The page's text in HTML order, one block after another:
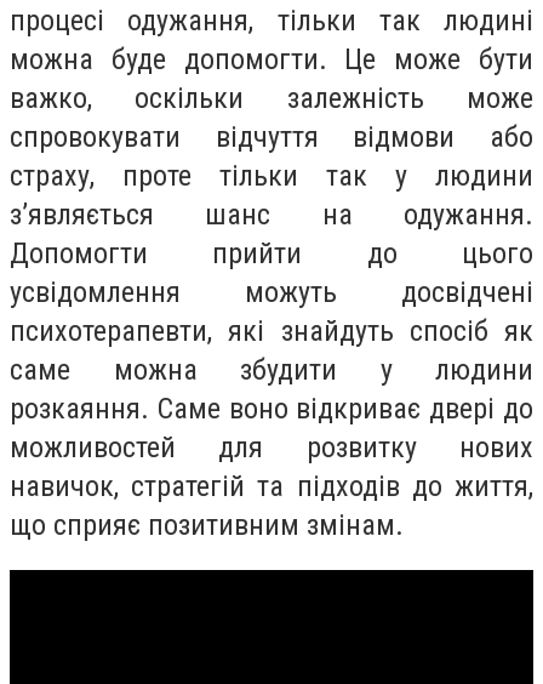
процесі одужання, тільки так людині
можна буде допомогти. Це може бути
важко, оскільки залежність може
спровокувати відчуття відмови або
страху, проте тільки так у людини
з’являється шанс на одужання.
Допомогти прийти до цього
усвідомлення можуть досвідчені
психотерапевти, які знайдуть спосіб як
саме можна збудити у людини
розкаяння. Саме воно відкриває двері до
можливостей для розвитку нових
навичок, стратегій та підходів до життя,
що сприяє позитивним змінам.